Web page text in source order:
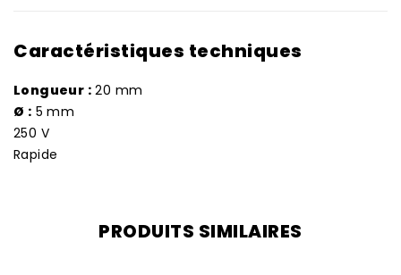
Caractéristiques techniques
Longueur : 20 mm
Ø : 5 mm
250 V
Rapide
PRODUITS SIMILAIRES